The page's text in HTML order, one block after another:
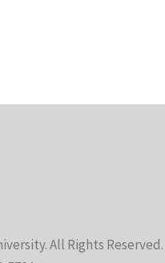
All Rights Reserved.